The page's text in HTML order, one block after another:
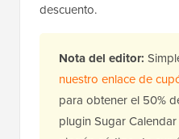
descuento.
Nota del editor:
nuestro enlace de
para obtener el 50%
plugin Sugar